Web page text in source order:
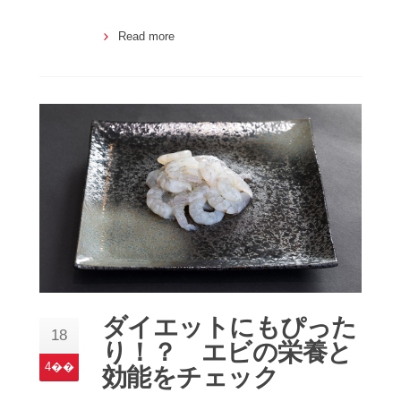
Read more
18
4��
ダイエットにもぴった
り！？ エビの栄養と
効能をチェック